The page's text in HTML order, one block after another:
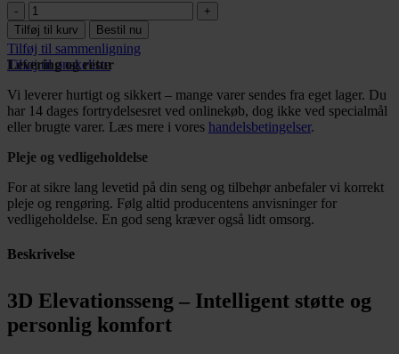
3D
Elevationsseng
80/90x200
antal
Tilføj til kurv Bestil nu
Tilføj til sammenligning
Tilføj til ønskeliste
Levering og retur
Vi leverer hurtigt og sikkert – mange varer sendes fra eget lager. Du
har 14 dages fortrydelsesret ved onlinekøb, dog ikke ved specialmål
eller brugte varer. Læs mere i vores handelsbetingelser.
Pleje og vedligeholdelse
For at sikre lang levetid på din seng og tilbehør anbefaler vi korrekt
pleje og rengøring. Følg altid producentens anvisninger for
vedligeholdelse. En god seng kræver også lidt omsorg.
Beskrivelse
3D Elevationsseng – Intelligent støtte og
personlig komfort